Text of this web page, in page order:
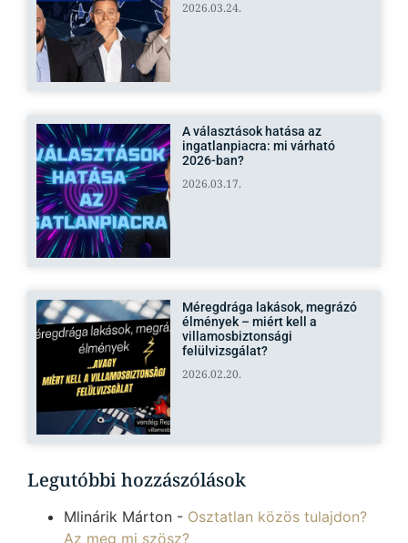
2026.03.24.
A választások hatása az
ingatlanpiacra: mi várható
2026-ban?
2026.03.17.
Méregdrága lakások, megrázó
élmények – miért kell a
villamosbiztonsági
felülvizsgálat?
2026.02.20.
Legutóbbi hozzászólások
Mlinárik Márton - Osztatlan közös tulajdon?
Az meg mi szösz?